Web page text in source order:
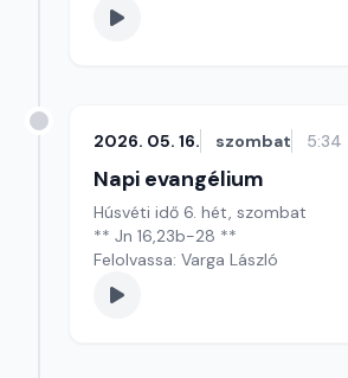
2026. 05. 16. szombat 5:34
Napi evangélium
Húsvéti idő 6. hét, szombat
** Jn 16,23b-28 **
Felolvassa: Varga László